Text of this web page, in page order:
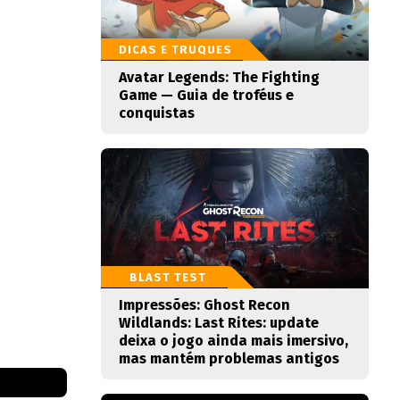
DICAS E TRUQUES
Avatar Legends: The Fighting
Game — Guia de troféus e
conquistas
BLAST TEST
Impressões: Ghost Recon
Wildlands: Last Rites: update
deixa o jogo ainda mais imersivo,
mas mantém problemas antigos